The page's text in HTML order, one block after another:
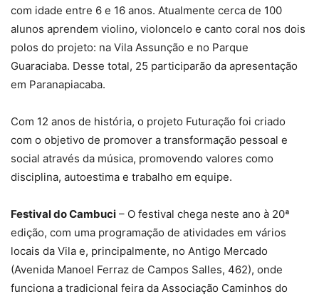
com idade entre 6 e 16 anos. Atualmente cerca de 100
alunos aprendem violino, violoncelo e canto coral nos dois
polos do projeto: na Vila Assunção e no Parque
Guaraciaba. Desse total, 25 participarão da apresentação
em Paranapiacaba.
Com 12 anos de história, o projeto Futuração foi criado
com o objetivo de promover a transformação pessoal e
social através da música, promovendo valores como
disciplina, autoestima e trabalho em equipe.
Festival do Cambuci – O festival chega neste ano à 20ª
edição, com uma programação de atividades em vários
locais da Vila e, principalmente, no Antigo Mercado
(Avenida Manoel Ferraz de Campos Salles, 462), onde
funciona a tradicional feira da Associação Caminhos do